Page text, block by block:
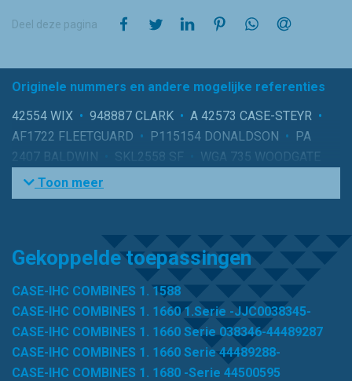
Deel deze pagina op Facebookop Twitterop LinkedInop Pinterestop WhatsApp
Originele nummers en andere mogelijke referenties
42554 WIX • 948887 CLARK • A 42573 CASE-STEYR •
AF1722 FLEETGUARD • P115154 DONALDSON • PA
2407 BALDWIN
SKL2558 SF
WGA 735 WOODGATE
Toon meer
Gekoppelde toepassingen
CASE-IHC COMBINES 1. 1588
CASE-IHC COMBINES 1. 1660 1.Serie -JJC0038345-
CASE-IHC COMBINES 1. 1660 Serie 038346-44489287
CASE-IHC COMBINES 1. 1660 Serie 44489288-
CASE-IHC COMBINES 1. 1680 -Serie 44500595